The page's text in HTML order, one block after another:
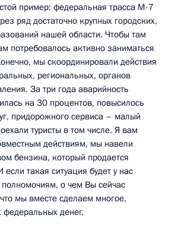
пример: федеральная трасса М-7
ряд достаточно крупных городских,
нашей области. Чтобы там
потребовалось активно заниматься
мы скоординировали действия
региональных, органов
За три года аварийность
на 30 процентов, повысилось
придорожного сервиса – малый
туристы в том числе. Я вам
действиям, мы навели
бензина, который продается
такая ситуация будет у нас
полномочиям, о чем Вы сейчас
мы вместе сделаем многое,
денег.